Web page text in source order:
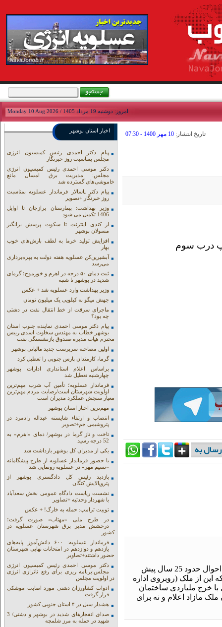
امروز: دوشنبه 19 مرداد 1405 / Monday 10 Aug 2026
تاريخ انتشار: 10 مهر 1400 - 07:30
بنام اداره ثبت احوال بوشهر به کام مدیر کل ، اداره کل ثبت احوال حدود 25 سال پیش
این از ملک (روبروی اداره
خرج ملیاردی ساختمان
مازاد اعلام و نه برای
اخبار استان بوشهر
پیام دکتر احمدی رئیس کمیسیون انرژی
مجلس یمناسبت روز خبرنگار
دکتر موسی احمدی رئیس کمیسیون انرژی
مجلس: مدیریت برق امسال مانع
خاموشی‌های گسترده شد
پیام دکتر پاسالار فرماندار عسلویه بمناسبت
روز خبرنگار +تصویر
وزیر بهداشت: بیمارستان برازجان تا اوایل
1406 تکمیل می شود
از کندی اینترنت تا سکوت پرسش برانگیز
مسولان بوشهر
افزایش تولید خرما به لطف بارش‌های خوب
بهار
آبشیرین‌کن عسلویه هفته دولت به بهره‌برداری
می‌رسد
ثبت دمای ۵۰ درجه در اهرم و خورموج؛ گرمای
شدید در بوشهر تا شنبه
وزیر بهداشت وارد عسلویه شد + عکس
جهش میگو به کیلویی یک میلیون تومان
ماجرای سرقت از خط انتقال نفت در دشتی
چه بود؟
پیام دکتر موسی احمدی نماینده جنوب استان
بوشهر خطاب به مهندس سخاوت اسدی رییس
محترم هیات مدیره صندوق بازنشستگی نفت
اولین مصاحبه سرپرست جدید مالیاتی بوشهر
گرما، کارمندان پارس جنوبی را تعطیل کرد
براساس اعلام استانداری ادارات بوشهر
چهارشنبه تعطیل شد
فرماندار عسلویه؛ تأمین آب شرب مهم‌ترین
اولویت شهرستان است/رضایت مردم مهم‌ترین
معیار سنجش عملکرد مدیران است
مهم‌ترین اخبار استان بوشهر
انتصاب و ارتقاء شایسته عبداله رادمرد در
پتروشیمی جم+تصویر
تاخت و تاز گرما در بوشهر/ دمای «اهرم» به
52 درجه رسید
یکی از مدیران کل بوشهر بازداشت شد
با حضور فرماندار عسلویه از طرح پیشگامانه
«نسیم مهر» در عسلویه رونمایی شد
بازدید رئیس کل دادگستری بوشهر از
پتروپالایش کنگان
نشست ریاست دادگاه عمومی بخش سعدآباد
با شهردار وحدتیه +تصاویر
توییت ترامپ: حمله به خارگ! + عکس
در طرح ملی «مهتاب» صورت گرفت؛
درخشش مدیر برق شهرستان عسلویه در
کشور
فرماندار عسلویه: ۶۰۰ دانش‌آموز پایه‌های
یازدهم و دوازدهم در امتحانات نهایی شهرستان
حضور داشتند+تصاویر
دکتر موسی احمدی رئیس کمیسیون انرژی
مجلس:برنامه ریزی برای رفع ناترازی انرژی
در اولویت مجلس
ادوات کشاورزان دشتی مورد اصابت موشکی
قرار گرفت
هشدار سیل در ۴ استان جنوبی کشور
صدای انفجارهای شدید در بوشهر و دشتی/ 3
شهید در حمله به مرز شلمچه